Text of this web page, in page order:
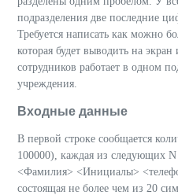
подразделения две последние
Требуется написать как можно
которая будет выводить на
сотрудников работает в одном
учреждения.
Входные данные
В первой строке сообщается
100000), каждая из следующих
<Фамилия> <Инициалы>
состоящая не более чем из 20